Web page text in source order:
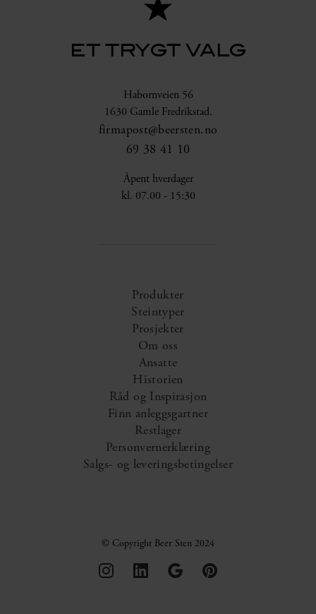
ET TRYGT VALG
Habornveien 56
1630 Gamle Fredrikstad.
firmapost@beersten.no
69 38 41 10
Åpent hverdager
kl. 07.00 - 15:30
Produkter
Steintyper
Prosjekter
Om oss
Ansatte
Historien
Råd og Inspirasjon
Finn anleggsgartner
Restlager
Personvernerklæring
Salgs- og leveringsbetingelser
© Copyright Beer Sten 2024